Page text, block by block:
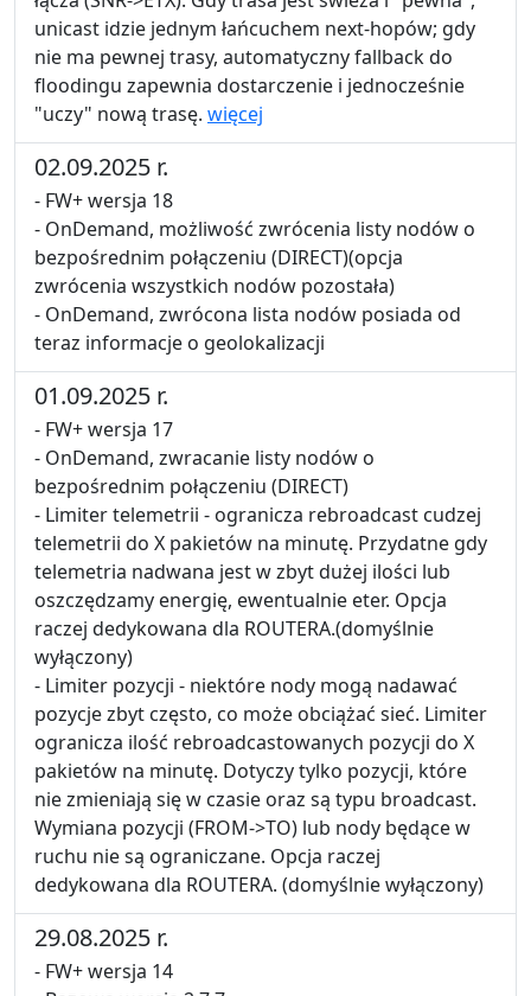
unicast idzie jednym łańcuchem next‑hopów; gdy
nie ma pewnej trasy, automatyczny fallback do
floodingu zapewnia dostarczenie i jednocześnie
"uczy" nową trasę. więcej
02.09.2025 r.
- FW+ wersja 18
- OnDemand, możliwość zwrócenia listy nodów o
bezpośrednim połączeniu (DIRECT)(opcja
zwrócenia wszystkich nodów pozostała)
- OnDemand, zwrócona lista nodów posiada od
teraz informacje o geolokalizacji
01.09.2025 r.
- FW+ wersja 17
- OnDemand, zwracanie listy nodów o
bezpośrednim połączeniu (DIRECT)
- Limiter telemetrii - ogranicza rebroadcast cudzej
telemetrii do X pakietów na minutę. Przydatne gdy
telemetria nadwana jest w zbyt dużej ilości lub
oszczędzamy energię, ewentualnie eter. Opcja
raczej dedykowana dla ROUTERA.(domyślnie
wyłączony)
- Limiter pozycji - niektóre nody mogą nadawać
pozycje zbyt często, co może obciążać sieć. Limiter
ogranicza ilość rebroadcastowanych pozycji do X
pakietów na minutę. Dotyczy tylko pozycji, które
nie zmieniają się w czasie oraz są typu broadcast.
Wymiana pozycji (FROM->TO) lub nody będące w
ruchu nie są ograniczane. Opcja raczej
dedykowana dla ROUTERA. (domyślnie wyłączony)
29.08.2025 r.
- FW+ wersja 14